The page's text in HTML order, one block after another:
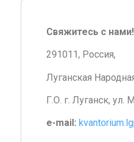
Свяжитесь с нами!
291011, Россия,
Луганская
Г.О. г. Луганск, ул.
e-mail: